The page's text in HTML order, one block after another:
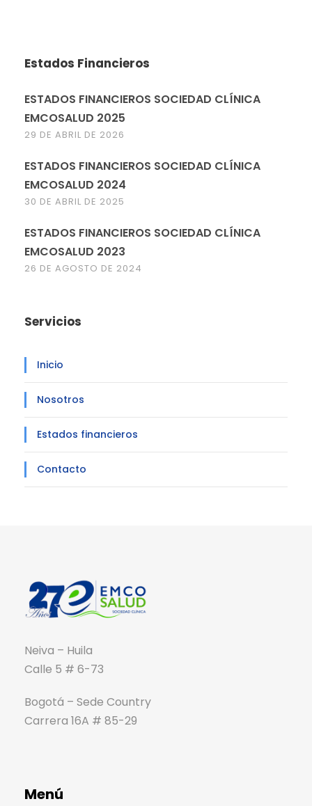
Estados Financieros
ESTADOS FINANCIEROS SOCIEDAD CLÍNICA
EMCOSALUD 2025
29 DE ABRIL DE 2026
ESTADOS FINANCIEROS SOCIEDAD CLÍNICA
EMCOSALUD 2024
30 DE ABRIL DE 2025
ESTADOS FINANCIEROS SOCIEDAD CLÍNICA
EMCOSALUD 2023
26 DE AGOSTO DE 2024
Servicios
Inicio
Nosotros
Estados financieros
Contacto
Neiva – Huila
Calle 5 # 6-73
Bogotá – Sede Country
Carrera 16A # 85-29
Menú